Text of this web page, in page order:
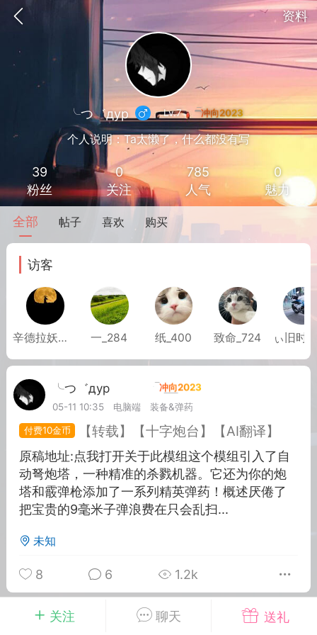
资料
我的钱包 道具
MOD下载 攻略教程 联机招募
Lv.8
15:45
电脑端 其他&工具
卖挂
禁止发布联机可用的作弊模组，
单机辅助引流私下售卖服务器外挂！
作弊模组的发布规范近期收到一些信息
作弊模组在联机服务器使用,为了维护游
环境，中文网特此发布以下声明，规范
72
2.22w
关注
聊天 送礼
╰つ゛дур Lv.7
个人说明：Ta太懒了，什么都没有写
39
粉丝
0
关注
785
人气
0
魅力
全部 帖子 喜欢 购买
访客
辛德拉妖姬佐 一_284 纸_400 致命_724 ぃ旧时
╰つ゛дур
05-11 10:35
电脑端 装备&弹药
10金币 【转载】【十字炮台】【AI翻译】
原稿地址:点我打开关于此模组这个模组引入了自
动弩炮塔，一种精准的杀戮机器。它还为你的炮
塔和霰弹枪添加了一系列精英弹药！概述厌倦了
把宝贵的9毫米子弹浪费在只会乱扫...
未知
8 6 1.2k
╰つ゛дур
Lv.7